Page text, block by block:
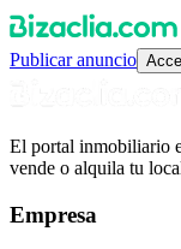
Publicar anuncio
El portal inmobiliario
vende o alquila tu
Empresa